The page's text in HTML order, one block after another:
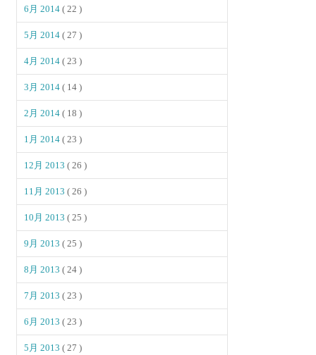
6月 2014( 22 )
5月 2014( 27 )
4月 2014( 23 )
3月 2014( 14 )
2月 2014( 18 )
1月 2014( 23 )
12月 2013( 26 )
11月 2013( 26 )
10月 2013( 25 )
9月 2013( 25 )
8月 2013( 24 )
7月 2013( 23 )
6月 2013( 23 )
5月 2013( 27 )